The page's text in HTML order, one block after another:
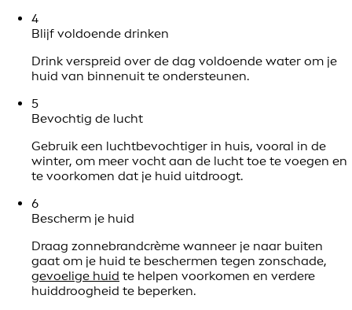
4
Blijf voldoende drinken
Drink verspreid over de dag voldoende water om je
huid van binnenuit te ondersteunen.
5
Bevochtig de lucht
Gebruik een luchtbevochtiger in huis, vooral in de
winter, om meer vocht aan de lucht toe te voegen en
te voorkomen dat je huid uitdroogt.
6
Bescherm je huid
Draag zonnebrandcrème wanneer je naar buiten
gaat om je huid te beschermen tegen zonschade,
gevoelige huid te helpen voorkomen en verdere
huiddroogheid te beperken.